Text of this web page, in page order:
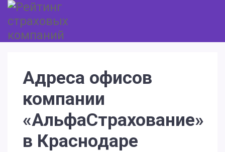
Адреса офисов
компании
«АльфаСтрахование»
в Краснодаре